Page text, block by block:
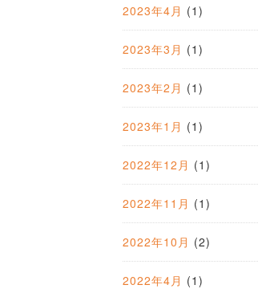
2023年4月 (1)
2023年3月 (1)
2023年2月 (1)
2023年1月 (1)
2022年12月 (1)
2022年11月 (1)
2022年10月 (2)
2022年4月 (1)